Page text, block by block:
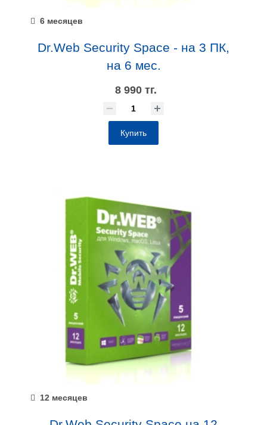
6 месяцев
Dr.Web Security Space - на 3 ПК,
на 6 мес.
8 990 тг.
Купить
12 месяцев